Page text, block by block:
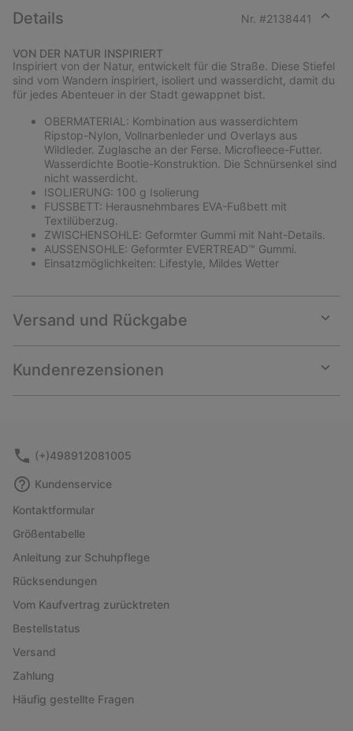
Details Nr. #2138441
section
VON DER NATUR INSPIRIERT
Inspiriert von der Natur, entwickelt für die Straße. Diese Stiefel
sind vom Wandern inspiriert, isoliert und wasserdicht, damit du
für jedes Abenteuer in der Stadt gewappnet bist.
OBERMATERIAL: Kombination aus wasserdichtem
Ripstop-Nylon, Vollnarbenleder und Overlays aus
Wildleder. Zuglasche an der Ferse. Microfleece-Futter.
Wasserdichte Bootie-Konstruktion. Die Schnürsenkel sind
nicht wasserdicht.
ISOLIERUNG: 100 g Isolierung
FUSSBETT: Herausnehmbares EVA-Fußbett mit
Textilüberzug.
ZWISCHENSOHLE: Geformter Gummi mit Naht-Details.
AUSSENSOHLE: Geformter EVERTREAD™ Gummi.
Einsatzmöglichkeiten: Lifestyle, Mildes Wetter
Versand und Rückgabe
or
Kundenrezensionen
or
(+)498912081005
Kundenservice
Kontaktformular
Größentabelle
Anleitung zur Schuhpflege
Rücksendungen
Vom Kaufvertrag zurücktreten
Bestellstatus
Versand
Zahlung
Häufig gestellte Fragen